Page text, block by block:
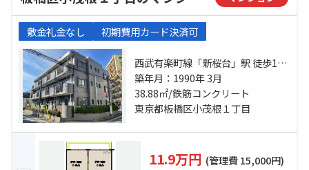
敷金礼金なし 初期費用カード決済可
西武有楽町線「新桜台」駅 徒歩15
分 西武池袋線「江古田」駅 徒歩18
分 有楽町線「小竹向原」駅 徒歩4分
築年月：1990年 3月
38.88㎡/鉄筋コンクリート
東京都板橋区小茂根１丁目
11.9万円 (管理費 15,000円)